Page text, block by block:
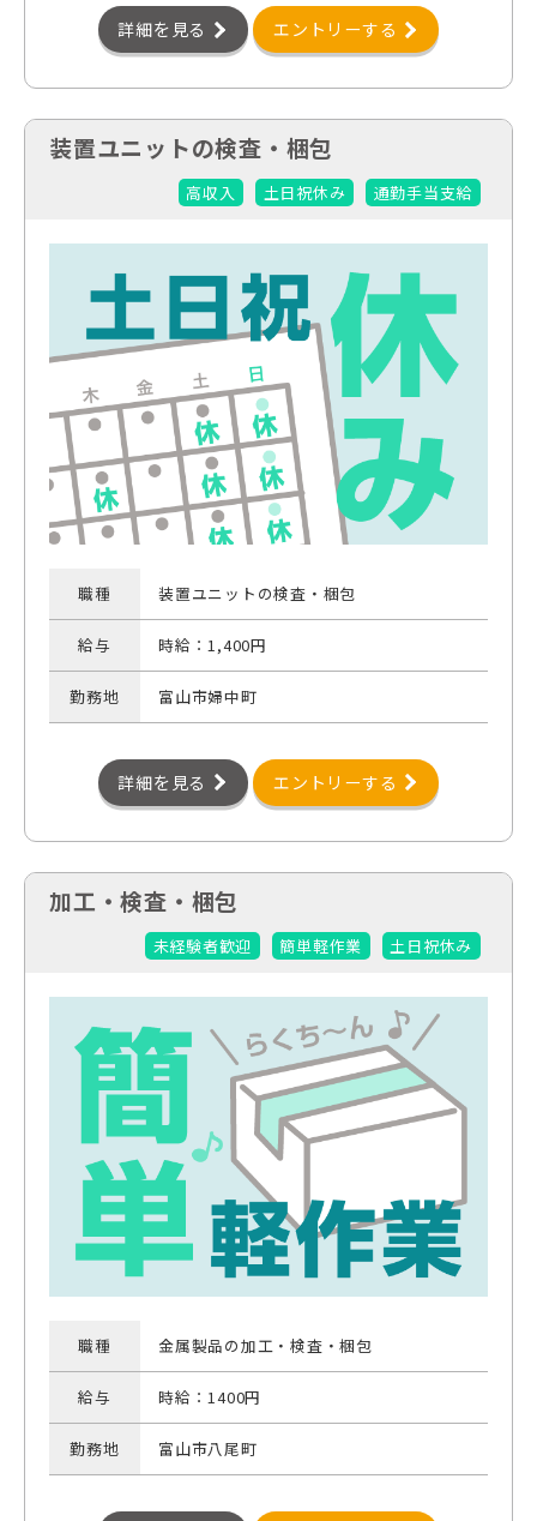
詳細を見る エントリーする
装置ユニットの検査・梱包
高収入 土日祝休み 通勤手当支給
職種 装置ユニットの検査・梱包
給与 時給：1,400円
勤務地 富山市婦中町
詳細を見る エントリーする
加工・検査・梱包
未経験者歓迎 簡単軽作業 土日祝休み
職種 金属製品の加工・検査・梱包
給与 時給：1400円
勤務地 富山市八尾町